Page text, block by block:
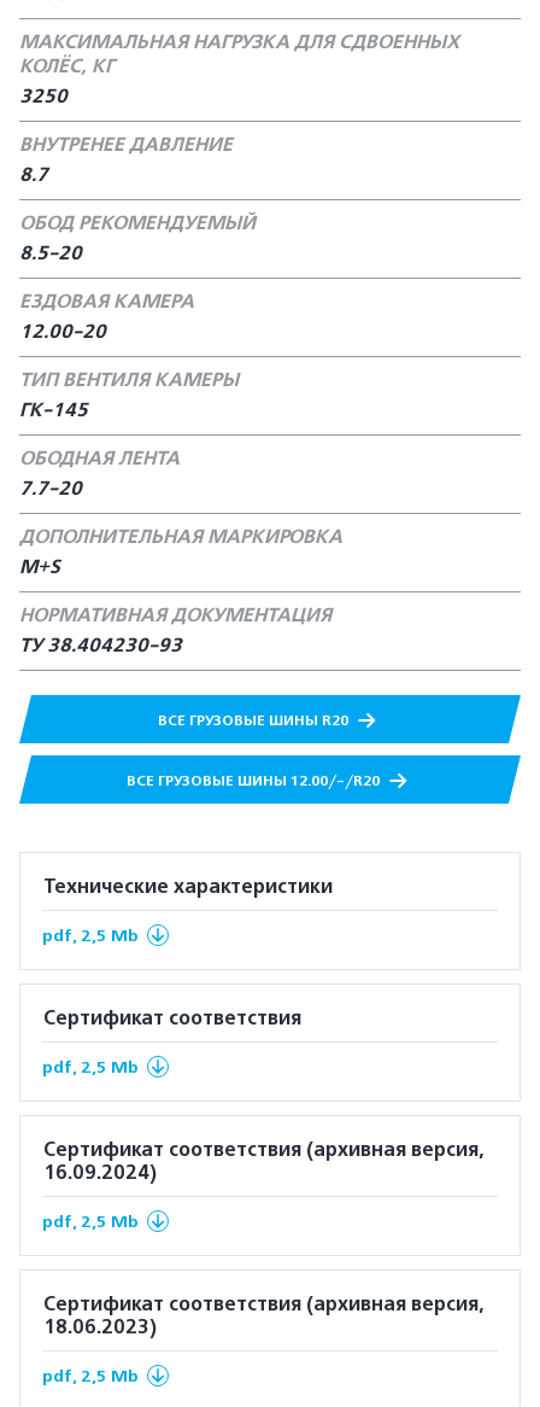
МАКСИМАЛЬНАЯ НАГРУЗКА ДЛЯ СДВОЕННЫХ
КОЛЁС, КГ
3250
ВНУТРЕНЕЕ ДАВЛЕНИЕ
8.7
ОБОД РЕКОМЕНДУЕМЫЙ
8.5-20
ЕЗДОВАЯ КАМЕРА
12.00-20
ТИП ВЕНТИЛЯ КАМЕРЫ
ГК-145
ОБОДНАЯ ЛЕНТА
7.7-20
ДОПОЛНИТЕЛЬНАЯ МАРКИРОВКА
M+S
НОРМАТИВНАЯ ДОКУМЕНТАЦИЯ
ТУ 38.404230-93
ВСЕ ГРУЗОВЫЕ ШИНЫ R20
ВСЕ ГРУЗОВЫЕ ШИНЫ 12.00/-/R20
Технические характеристики
pdf, 2,5 Mb
Сертификат соответствия
pdf, 2,5 Mb
Сертификат соответствия (архивная версия,
16.09.2024)
pdf, 2,5 Mb
Сертификат соответствия (архивная версия,
18.06.2023)
pdf, 2,5 Mb